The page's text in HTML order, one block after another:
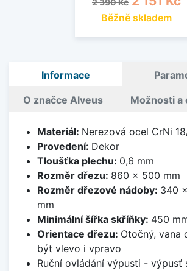
2 390 Kč
Běžně skladem
Informace
O značce Alveus Možnosti a
Materiál: Nerezová ocel CrNi
Provedení: Dekor
Tloušťka plechu: 0,6 mm
Rozměr dřezu: 860 x 500 mm
Rozměr dřezové nádoby: 340
mm
Minimální šířka skříňky: 450
Orientace dřezu: Otočný, vana
být vlevo i vpravo
Ruční ovládání výpusti - výpusť